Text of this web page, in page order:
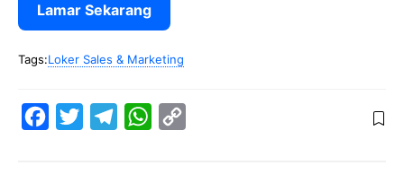
Lamar Sekarang
Tags:Loker Sales & Marketing
W